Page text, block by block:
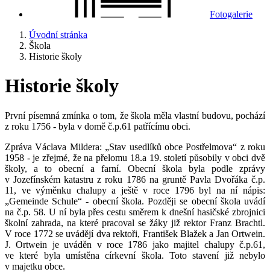
Fotogalerie
Úvodní stránka
Škola
Historie školy
Historie školy
První písemná zmínka o tom, že škola měla vlastní budovu, pochází
z roku 1756 - byla v domě č.p.61 patřícímu obci.
Zpráva Václava Mildera: „Stav usedlíků obce Postřelmova“ z roku
1958 - je zřejmé, že na přelomu 18.a 19. století působily v obci dvě
školy, a to obecní a farní. Obecní škola byla podle zprávy
v Jozefínském katastru z roku 1786 na gruntě Pavla Dvořáka č.p.
11, ve výměnku chalupy a ještě v roce 1796 byl na ní nápis:
„Gemeinde Schule“ - obecní škola. Později se obecní škola uvádí
na č.p. 58. U ní byla přes cestu směrem k dnešní hasičské zbrojnici
školní zahrada, na které pracoval se žáky již rektor Franz Brachtl.
V roce 1772 se uvádějí dva rektoři, František Blažek a Jan Ortwein.
J. Ortwein je uváděn v roce 1786 jako majitel chalupy č.p.61,
ve které byla umístěna církevní škola. Toto stavení již nebylo
v majetku obce.